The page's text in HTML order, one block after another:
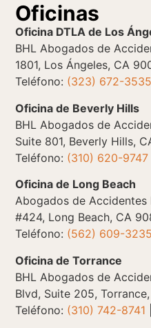
Oficinas
Oficina DTLA de Los
BHL Abogados de
1801, Los Ángeles, CA
Teléfono: (323) 672-3535
Oficina de Beverly Hills
BHL Abogados de
Suite 801, Beverly Hills,
Teléfono: (310) 620-9747
Oficina de Long Beach
Abogados de Accidentes
#424, Long Beach, CA
Teléfono: (562) 609-3235
Oficina de Torrance
BHL Abogados de
Blvd, Suite 205,
Teléfono: (310) 742-8741